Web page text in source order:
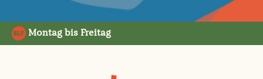
Montag bis Freitag